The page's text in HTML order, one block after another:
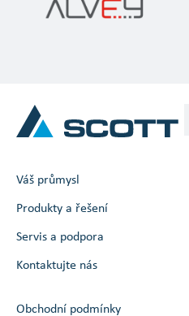
Váš průmysl
Produkty a řešení
Servis a podpora
Kontaktujte nás
Obchodní podmínky